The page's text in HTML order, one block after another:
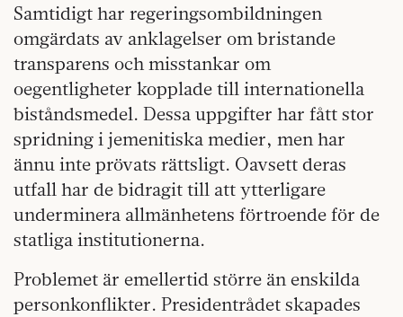
Samtidigt har regeringsombildningen
omgärdats av anklagelser om bristande
transparens och misstankar om
oegentligheter kopplade till internationella
biståndsmedel. Dessa uppgifter har fått stor
spridning i jemenitiska medier, men har
ännu inte prövats rättsligt. Oavsett deras
utfall har de bidragit till att ytterligare
underminera allmänhetens förtroende för de
statliga institutionerna.
Problemet är emellertid större än enskilda
personkonflikter. Presidentrådet skapades